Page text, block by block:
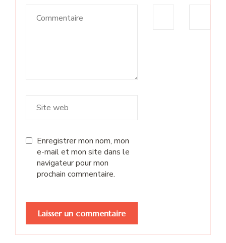
Enregistrer mon nom, mon
e-mail et mon site dans le
navigateur pour mon
prochain commentaire.